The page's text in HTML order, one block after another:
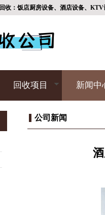
收：饭店厨房设备、酒店设备、
回收项目 新闻中
公司新闻